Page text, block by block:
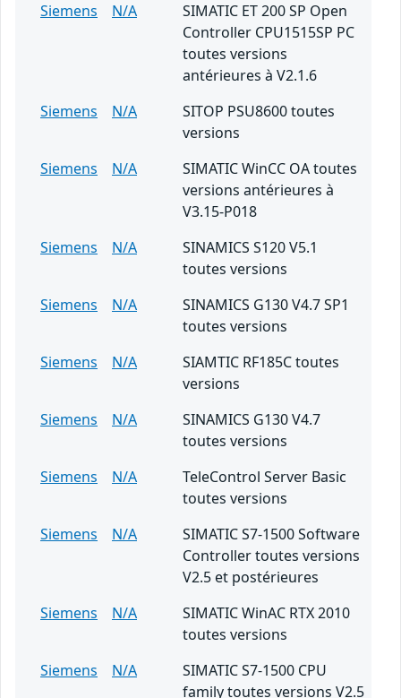
Siemens
N/A
SIMATIC ET 200 SP Open
Controller CPU1515SP PC
toutes versions
antérieures à V2.1.6
Siemens
N/A
SITOP PSU8600 toutes
versions
Siemens
N/A
SIMATIC WinCC OA toutes
versions antérieures à
V3.15-P018
Siemens
N/A
SINAMICS S120 V5.1
toutes versions
Siemens
N/A
SINAMICS G130 V4.7 SP1
toutes versions
Siemens
N/A
SIAMTIC RF185C toutes
versions
Siemens
N/A
SINAMICS G130 V4.7
toutes versions
Siemens
N/A
TeleControl Server Basic
toutes versions
Siemens
N/A
SIMATIC S7-1500 Software
Controller toutes versions
V2.5 et postérieures
Siemens
N/A
SIMATIC WinAC RTX 2010
toutes versions
Siemens
N/A
SIMATIC S7-1500 CPU
family toutes versions V2.5